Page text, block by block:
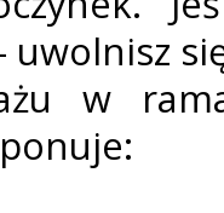
uwolnisz
w